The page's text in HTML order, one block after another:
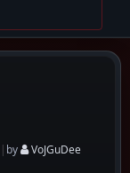
| by VoJGuDee